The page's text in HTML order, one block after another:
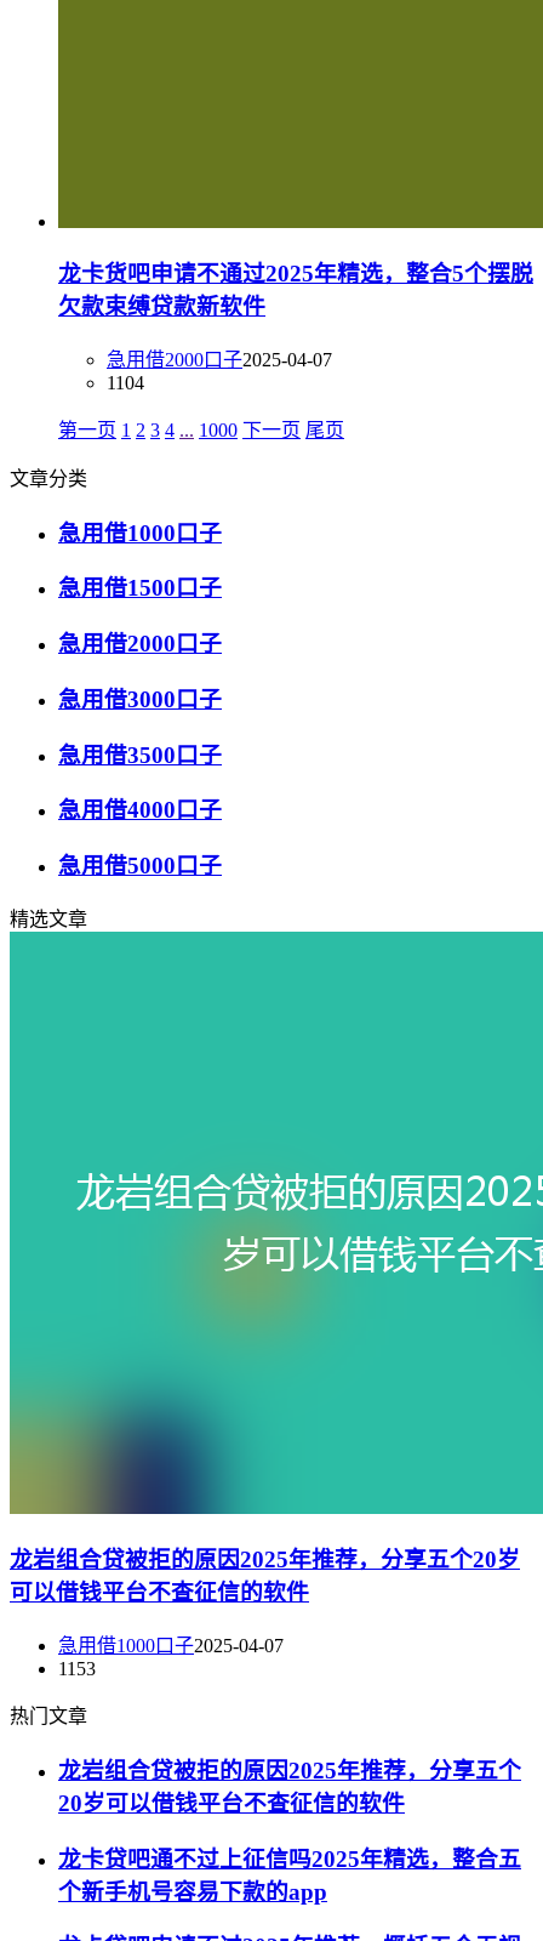
龙卡货吧申请不通过2025年精选，整合5个摆脱
欠款束缚贷款新软件
急用借2000口子2025-04-07
1104
第一页 1 2 3 4 ... 1000 下一页 尾页
文章分类
急用借1000口子
急用借1500口子
急用借2000口子
急用借3000口子
急用借3500口子
急用借4000口子
急用借5000口子
精选文章
龙岩组合贷被拒的原因2025年推荐，分享五个20岁
可以借钱平台不查征信的软件
急用借1000口子2025-04-07
1153
热门文章
龙岩组合贷被拒的原因2025年推荐，分享五个
20岁可以借钱平台不查征信的软件
龙卡贷吧通不过上征信吗2025年精选，整合五
个新手机号容易下款的app